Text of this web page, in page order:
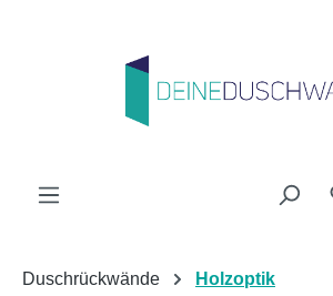
Duschrückwände Holzoptik